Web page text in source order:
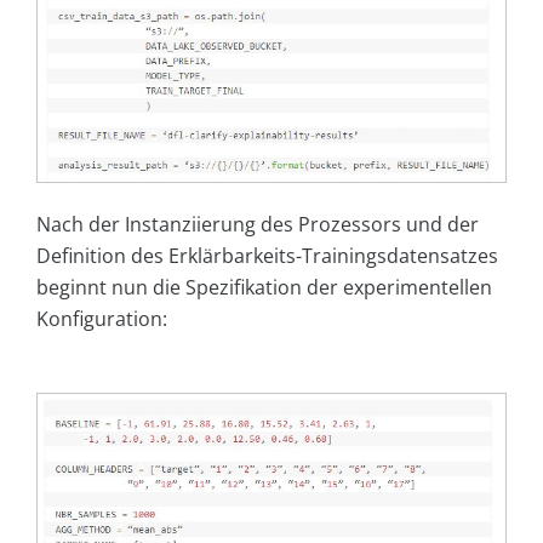
Nach der Instanziierung des Prozessors und der
Definition des Erklärbarkeits-Trainingsdatensatzes
beginnt nun die Spezifikation der experimentellen
Konfiguration: